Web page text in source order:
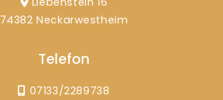
74382 Neckarwestheim
Telefon
07133/2289738